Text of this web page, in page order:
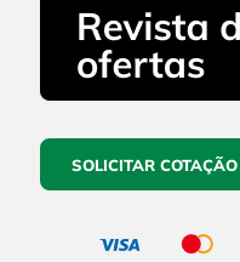
SOLICITAR COTAÇÃO